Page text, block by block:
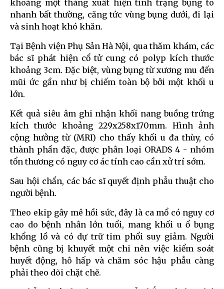
khoảng một tháng xuất hiện tình trạng bụng to
nhanh bất thường, căng tức vùng bụng dưới, đi lại
và sinh hoạt khó khăn.
Tại Bệnh viện Phụ Sản Hà Nội, qua thăm khám, các
bác sĩ phát hiện cổ tử cung có polyp kích thước
khoảng 3cm. Đặc biệt, vùng bụng từ xương mu đến
mũi ức gần như bị chiếm toàn bộ bởi một khối u
lớn.
Kết quả siêu âm ghi nhận khối nang buồng trứng
kích thước khoảng 229x258x170mm. Hình ảnh
cộng hưởng từ (MRI) cho thấy khối u đa thùy, có
thành phần đặc, được phân loại ORADS 4 - nhóm
tổn thương có nguy cơ ác tính cao cần xử trí sớm.
Sau hội chẩn, các bác sĩ quyết định phẫu thuật cho
người bệnh.
Theo ekip gây mê hồi sức, đây là ca mổ có nguy cơ
cao do bệnh nhân lớn tuổi, mang khối u ổ bụng
khổng lồ và có dự trữ tim phổi suy giảm. Người
bệnh cũng bị khuyết một chi nên việc kiểm soát
huyết động, hô hấp và chăm sóc hậu phẫu càng
phải theo dõi chặt chẽ.